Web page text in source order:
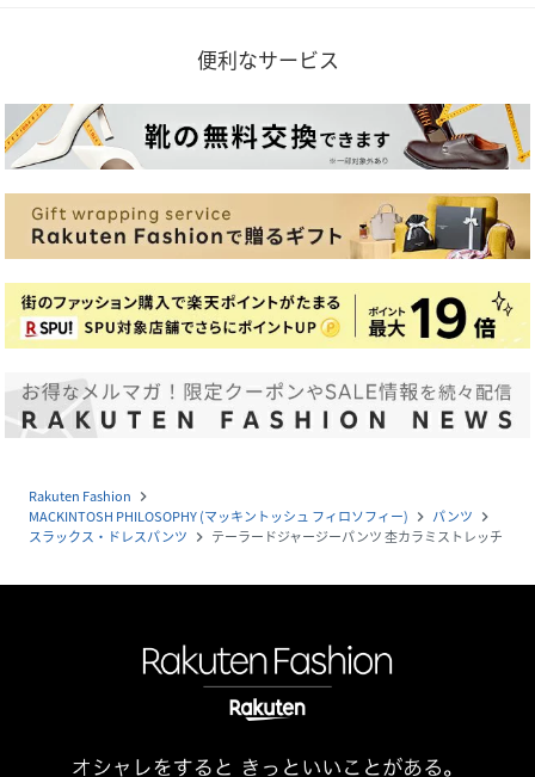
便利なサービス
Rakuten Fashion navigate_next
MACKINTOSH PHILOSOPHY (マッキントッシュ フィロソフィー) navigate_next パンツ navigate_next
スラックス・ドレスパンツ navigate_next テーラードジャージーパンツ 杢カラミストレッチ